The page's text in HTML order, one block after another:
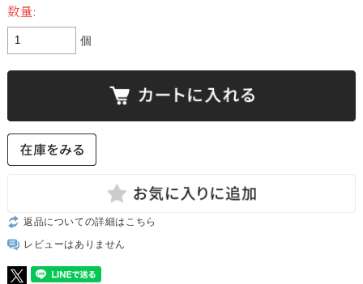
数量:
個
返品についての詳細はこちら
レビューはありません